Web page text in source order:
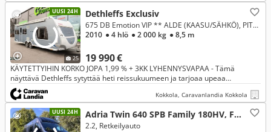
UUSI 24H
25
Dethleffs Exclusiv
19 990 €
675 DB Emotion VIP ** ALDE (KAASU/SÄHKÖ), PITKITTÄINEN-PARIVUODE, KAASU-UUNI **
2010 ● 4 hlö ● 2 000 kg ● 8,5 m
KÄYTETTYIHIN KORKO JOPA 1,99 % + 3KK LYHENNYSVAPAA - Tämä
näyttävä Dethleffs sytyttää heti reissukuumeen ja tarjoaa upeaa
matkafiilistä! Tyylikäs ja avara matkakoti kutsuu nauttimaan
leirintäelämästä
Kokkola, Caravanlandia Kokkola
UUSI 24H Adria Twin 640 SPB Family 180HV, Fiat
2.2, Retkeilyauto